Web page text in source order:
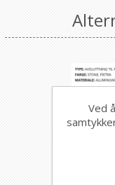
Ved